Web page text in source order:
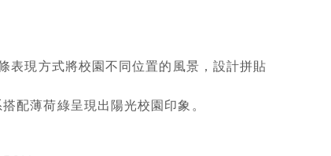
表現方式將校園不同位置的風景，設計拼貼
配薄荷綠呈現出陽光校園印象。